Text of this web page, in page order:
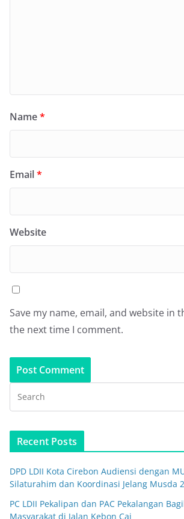
Name*
Email*
Website
Save my name, email, and website in
the next time I comment.
Recent Posts
DPD LDII Kota Cirebon Audiensi dengan
Silaturahim dan Koordinasi Jelang Musda
PC LDII Pekalipan dan PAC Pekalangan
Masyarakat di Jalan Kebon Cai